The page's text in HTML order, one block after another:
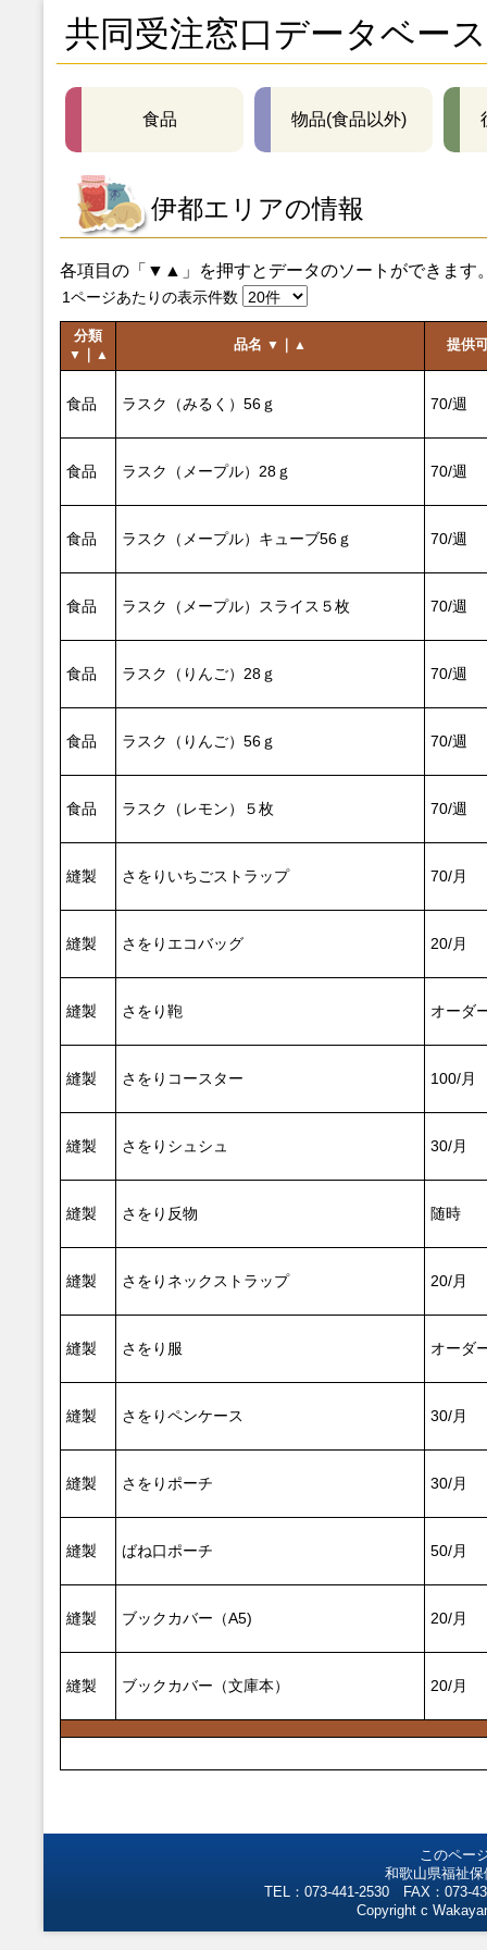
共同受注窓口データベース
食品 物品(食品以外)
伊都エリアの情報
各項目の「▼▲」を押すとデータのソートができます
1ページあたりの表示件数
分類
▼ ▲
品名 ▼ ▲ 提供
食品 ラスク（みるく）56ｇ 70/週
食品 ラスク（メープル）28ｇ 70/週
食品 ラスク（メープル）キューブ56ｇ 70/週
食品 ラスク（メープル）スライス５枚 70/週
食品 ラスク（りんご）28ｇ 70/週
食品 ラスク（りんご）56ｇ 70/週
食品 ラスク（レモン）５枚 70/週
縫製 さをりいちごストラップ 70/月
縫製 さをりエコバッグ 20/月
縫製 さをり鞄 オーダ
縫製 さをりコースター 100/月
縫製 さをりシュシュ 30/月
縫製 さをり反物 随時
縫製 さをりネックストラップ 20/月
縫製 さをり服 オーダ
縫製 さをりペンケース 30/月
縫製 さをりポーチ 30/月
縫製 ばね口ポーチ 50/月
縫製 ブックカバー（A5) 20/月
縫製 ブックカバー（文庫本） 20/月
このペー
和歌山県福祉
TEL：073-441-2530 FAX：073-
Copyright c